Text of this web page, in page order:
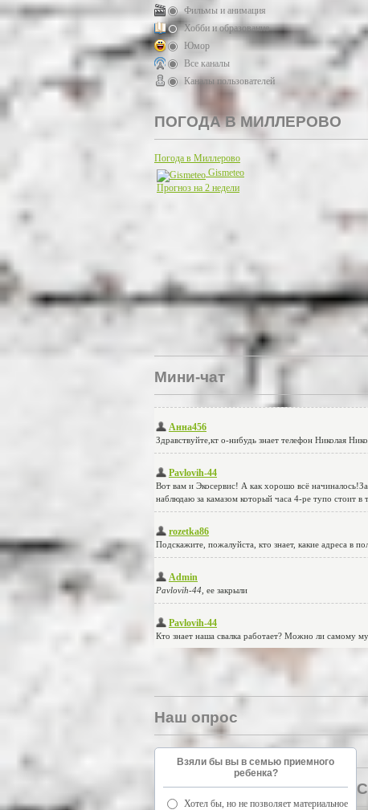
Фильмы и анимация
Хобби и образование
Юмор
Все каналы
Каналы пользователей
ПОГОДА В МИЛЛЕРОВО
Погода в Миллерово
Gismeteo
Прогноз на 2 недели
Мини-чат
Наш опрос
Взяли бы вы в семью приемного
ребенка?
Хотел бы, но не позволяет материальное